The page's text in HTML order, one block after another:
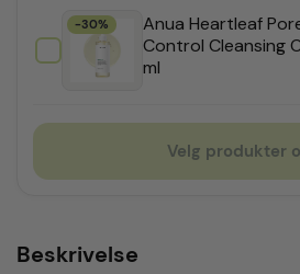
-30%
Anua Heartleaf
Control Cleansing
ml
Velg produkter
Beskrivelse